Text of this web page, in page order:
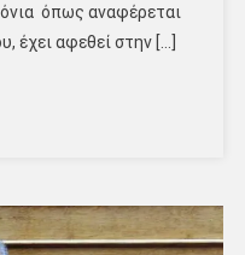
όπως αναφέρεται
έχει αφεθεί στην […]